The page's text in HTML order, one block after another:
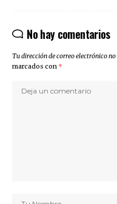
No hay comentarios
Tu dirección de correo electrónico
marcados con *